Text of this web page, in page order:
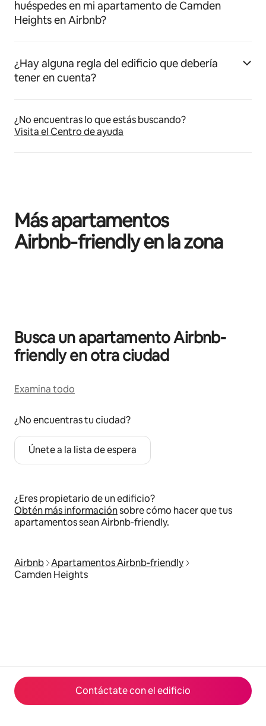
Contáctate con el edificio
huéspedes en mi apartamento de Camden
Heights en Airbnb?
¿Hay alguna regla del edificio que debería
tener en cuenta?
¿No encuentras lo que estás buscando?
Visita el Centro de ayuda
Más apartamentos
Airbnb‑friendly en la zona
Busca un apartamento Airbnb-
friendly en otra ciudad
Examina todo
¿No encuentras tu ciudad?
Únete a la lista de espera
¿Eres propietario de un edificio?
Obtén más informaciónsobre cómo hacer que tus
apartamentos sean Airbnb-friendly.
Airbnb Apartamentos Airbnb-friendly
Camden Heights